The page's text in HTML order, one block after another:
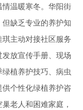
温暖寒冬。华阳街
缺乏专业的养护知
主动对接社区服务
放宣传手册、现场
植养护技巧、病虫
个性化绿植养护咨
老人和困难家庭，